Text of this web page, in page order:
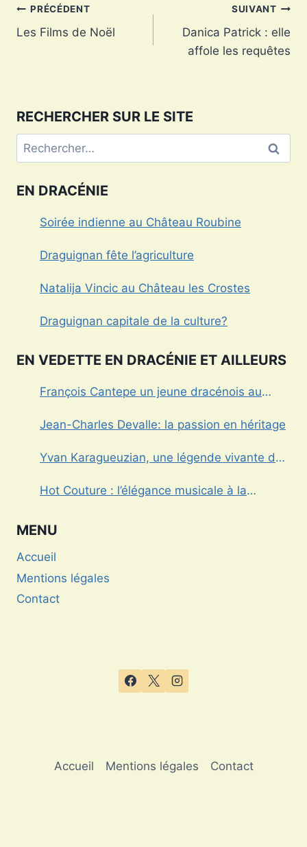
Navigation
de
PRÉCÉDENT
Les Films de Noël
SUIVANT
Danica Patrick : elle
affole les requêtes
RECHERCHER SUR LE SITE
Rechercher :
EN DRACÉNIE
Soirée indienne au Château Roubine
Draguignan fête l’agriculture
Natalija Vincic au Château les Crostes
Draguignan capitale de la culture?
EN VEDETTE EN DRACÉNIE ET AILLEURS
François Cantepe un jeune dracénois au
Jean-Charles Devalle: la passion en héritage
Yvan Karagueuzian, une légende vivante de
Hot Couture : l’élégance musicale à la
MENU
Accueil
Mentions légales
Contact
Accueil Mentions légales Contact